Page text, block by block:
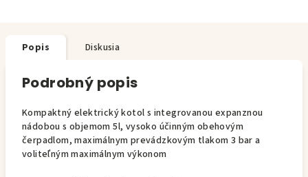
Popis Diskusia
Podrobný popis
Kompaktný elektrický kotol s integrovanou expanznou
nádobou s objemom 5l, vysoko účinným obehovým
čerpadlom, maximálnym prevádzkovým tlakom 3 bar a
voliteľným maximálnym výkonom